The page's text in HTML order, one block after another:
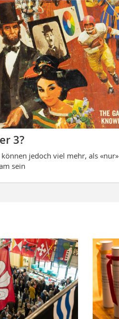
3?
jedoch viel mehr, als «nur»
sein